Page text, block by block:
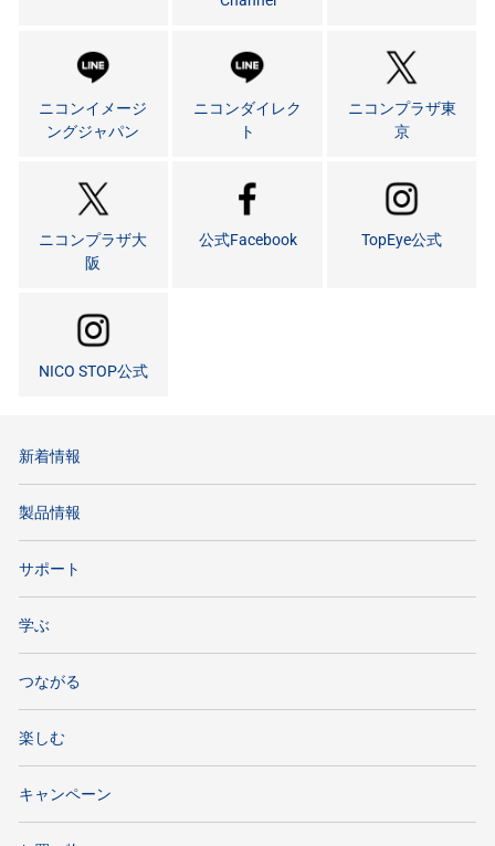
ニコンイメージ
ングジャパン
ニコンダイレク
ト
ニコンプラザ東
京
ニコンプラザ大
阪
公式Facebook TopEye公式
NICO STOP公式
新着情報
製品情報
サポート
学ぶ
つながる
楽しむ
キャンペーン